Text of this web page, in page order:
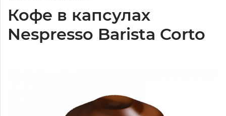
Кофе в капсулах
Nespresso Barista Corto